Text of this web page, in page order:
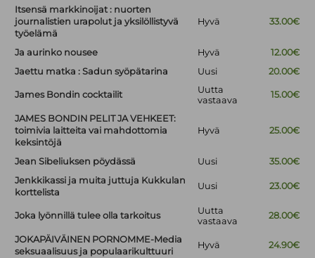
Itsensä markkinoijat : nuorten
journalistien urapolut ja yksilöllistyvä
työelämä
Hyvä 33.00€
Ja aurinko nousee Hyvä
12.00€
Jaettu matka : Sadun syöpätarina
Uusi 20.00€
James Bondin cocktailit
Uutta
vastaava
15.00€
JAMES BONDIN PELIT JA VEHKEET:
toimivia laitteita vai mahdottomia
keksintöjä
Hyvä 25.00€
Jean Sibeliuksen pöydässä Uusi
35.00€
Jenkkikassi ja muita juttuja Kukkulan
korttelista
Uusi 23.00€
Joka lyönnillä tulee olla tarkoitus
Uutta
vastaava
28.00€
JOKAPÄIVÄINEN PORNOMME-Media
seksuaalisuus ja populaarikulttuuri
Hyvä 24.90€